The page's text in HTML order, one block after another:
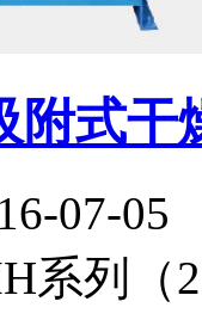
附式干
07-05
系列（